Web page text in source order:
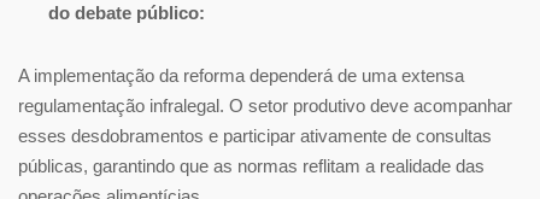
do debate público:
A implementação da reforma dependerá de uma extensa
regulamentação infralegal. O setor produtivo deve acompanhar
esses desdobramentos e participar ativamente de consultas
públicas, garantindo que as normas reflitam a realidade das